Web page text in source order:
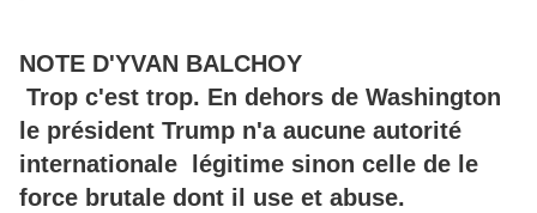
NOTE D'YVAN BALCHOY
Trop c'est trop. En dehors de Washington
le président Trump n'a aucune autorité
internationale légitime sinon celle de le
force brutale dont il use et abuse.